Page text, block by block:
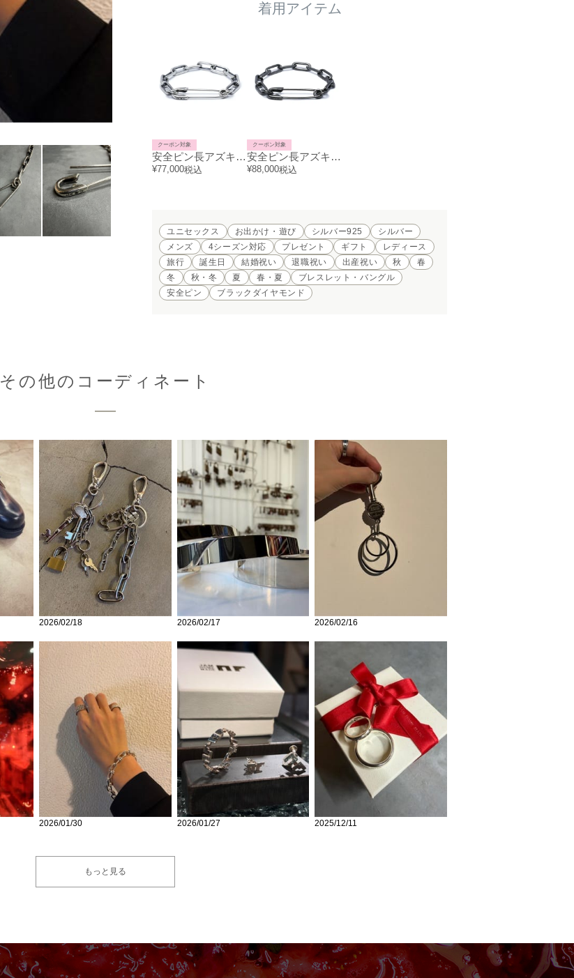
着用アイテム
安全ピン長アズキチェーンダイヤモンドブレスレットL
クーポン対象
¥77,000税込
安全ピン長アズキチェーンダイヤモンドブレスレットL-ブラック
クーポン対象
¥88,000税込
ユニセックス お出かけ・遊び シルバー925
シルバー
メンズ
4シーズン対応 プレゼント ギフト
レディース
旅行
誕生日 結婚祝い 退職祝い 出産祝い 秋
春
冬
秋・冬 夏 春・夏
ブレスレット・バングル
安全ピン
ブラックダイヤモンド
その他のコーディネート
2026/02/18 2026/02/17 2026/02/16
2026/01/30 2026/01/27 2025/12/11
もっと見る